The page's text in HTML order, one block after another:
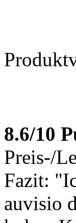
8.6/10
Preis-/
Fazit:
auvisio